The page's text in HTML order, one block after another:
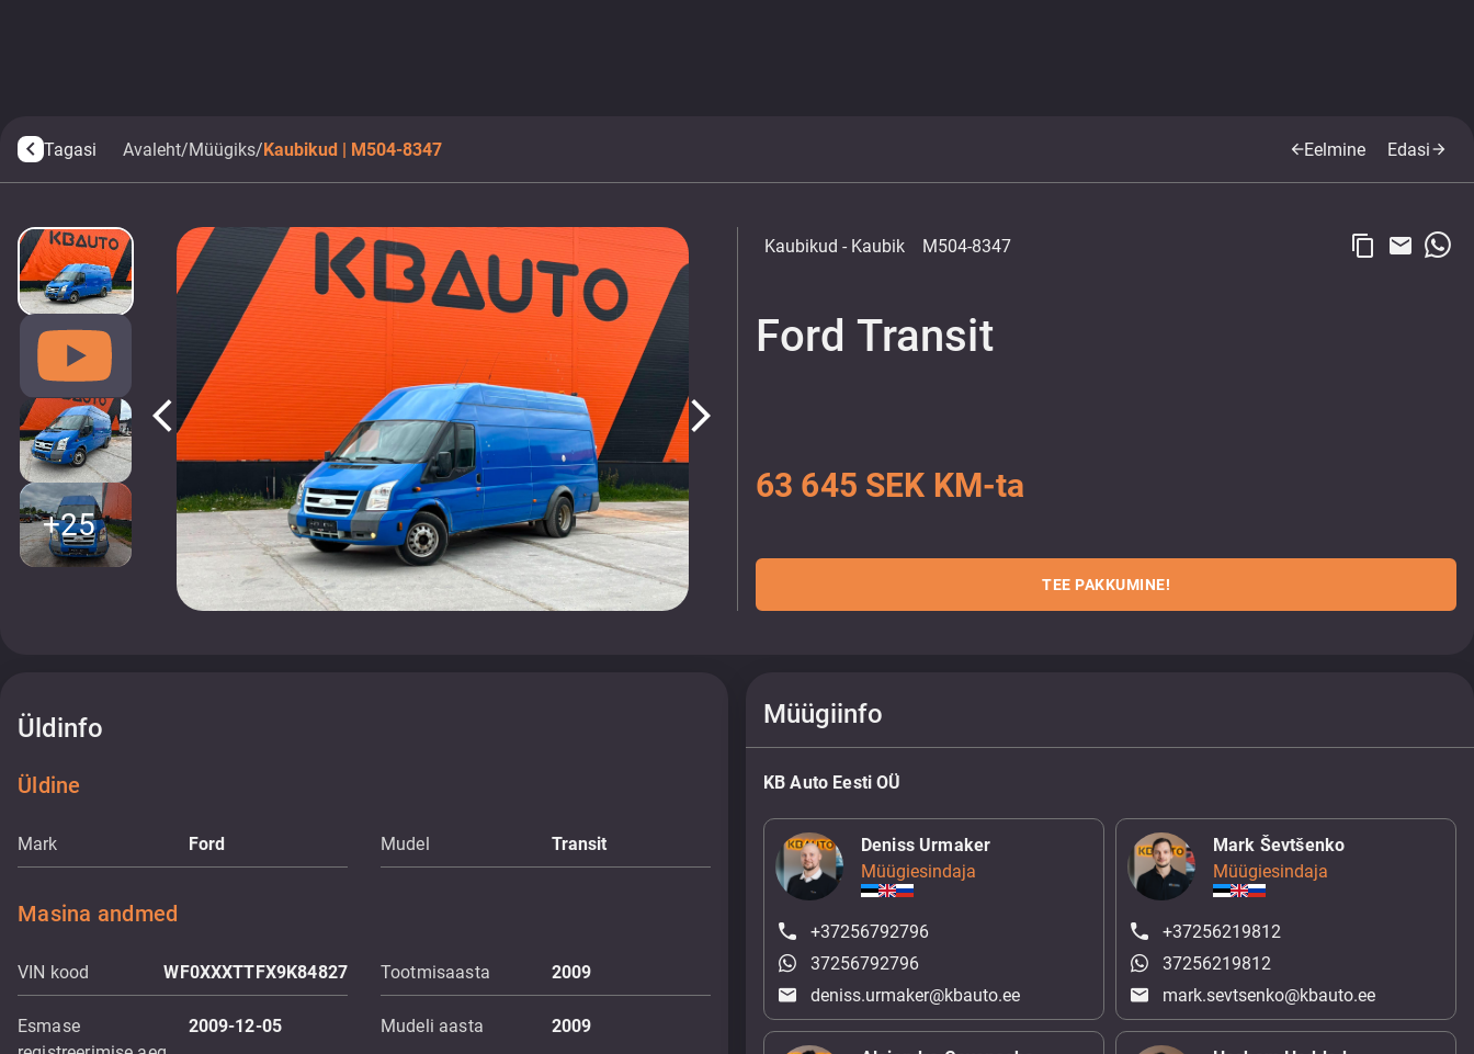
arrow_back_ios Tagasi Avaleht/Müügiks/Kaubikud | M504-8347 arrow_backEelmine Edasiarrow_forward
arrow_back_ios arrow_forward_ios
+25
Kaubikud - Kaubik M504-8347 content_copy email
Ford Transit
63 645 SEK KM-ta
TEE PAKKUMINE!
Üldinfo
Üldine
Mark Ford Mudel Transit
Masina andmed
VIN kood WF0XXXTTFX9K84827 Tootmisaasta 2009
Esmase
2009-12-05 Mudeli aasta 2009
Müügiinfo
KB Auto Eesti OÜ
Deniss Urmaker
Müügiesindaja
+37256792796
37256792796
deniss.urmaker@kbauto.ee
Mark Ševtšenko
Müügiesindaja
+37256219812
37256219812
mark.sevtsenko@kbauto.ee